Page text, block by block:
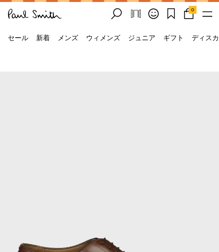
0
セール 新着 メンズ ウィメンズ ジュニア ギフト ディス